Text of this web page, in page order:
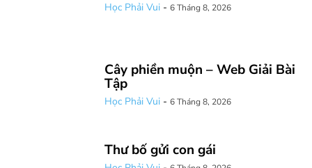
Học Phải Vui - 6 Tháng 8, 2026
Cây phiền muộn – Web Giải Bài
Tập
Học Phải Vui - 6 Tháng 8, 2026
Thư bố gửi con gái